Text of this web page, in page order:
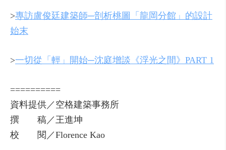
>專訪盧俊廷建築師─剖析桃圖「龍岡分館」的設計
始末
>一切從「輕」開始─沈庭增談《浮光之間》PART 1
==========
資料提供／空格建築事務所
撰 稿／王進坤
校 閱／Florence Kao